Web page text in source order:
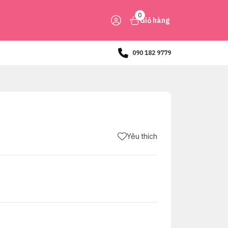
0
Giỏ hàng
090 182 9779
Yêu thích